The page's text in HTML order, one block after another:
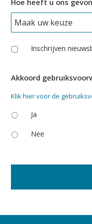
o
o
*
Hoe heeft u ons
Inschrijven
Akkoord
Klik hier voor de
Ja
Nee